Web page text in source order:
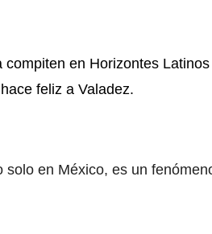
compiten en Horizontes
feliz a Valadez.
en México, es un